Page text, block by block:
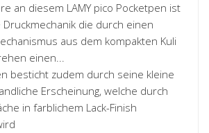
an diesem LAMY pico Pocketpen ist
die durch einen
aus dem kompakten Kuli
einen...
besticht zudem durch seine kleine
Erscheinung, welche durch
in farblichem Lack-Finish